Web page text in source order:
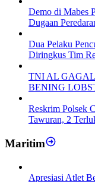
Demo di Mabes
Dugaan
Dua Pelaku
Diringkus Tim
TNI AL
BENING
Reskrim Polsek
Tawuran, 2
Maritim
Apresiasi Atlet